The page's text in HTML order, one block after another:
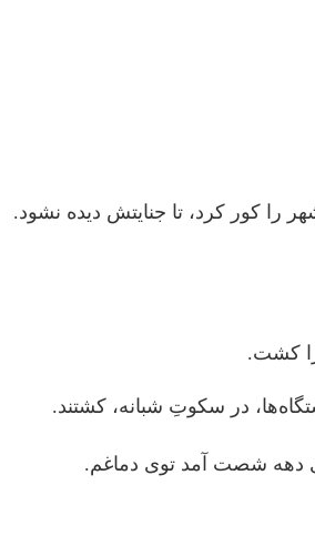
را کور کرد، تا جنایتش دیده نشود.
کشت.
در سکوتِ شبانه، کشتند.
دهه شصت آمد توی دماغم.